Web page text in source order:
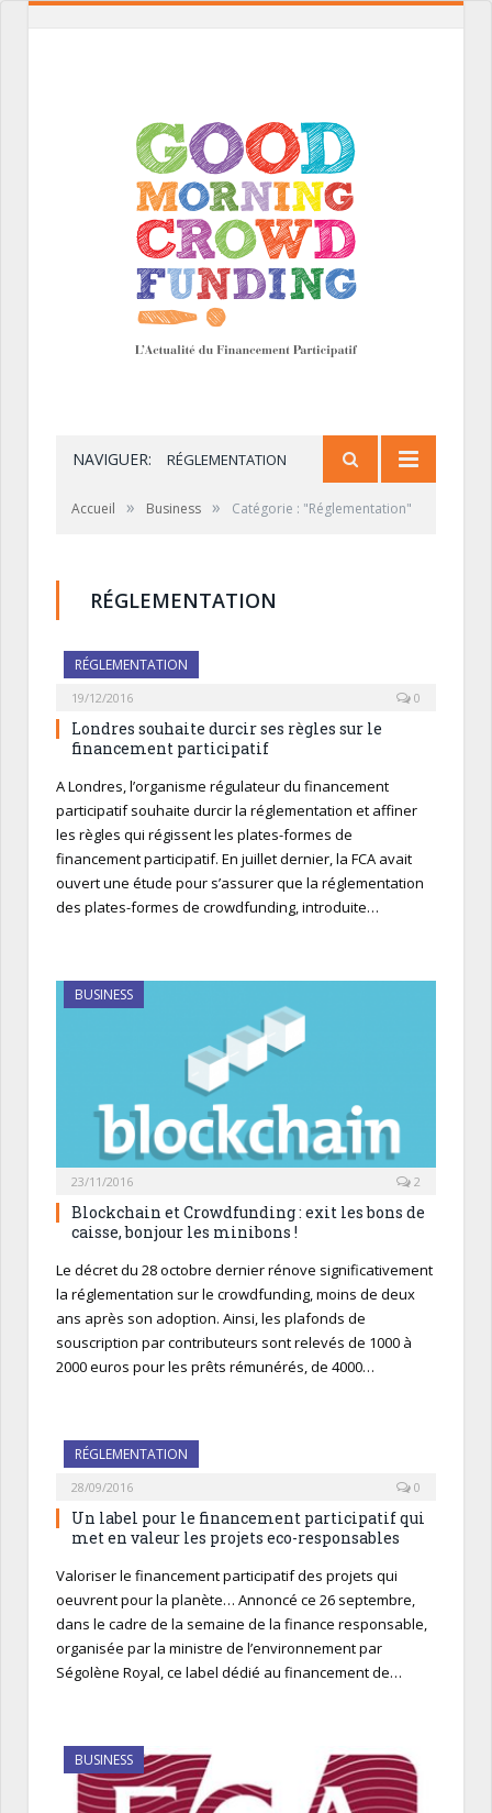
NAVIGUER: RÉGLEMENTATION
Accueil » Business » Catégorie : "Réglementation"
RÉGLEMENTATION
RÉGLEMENTATION
19/12/2016 0
Londres souhaite durcir ses règles sur le
financement participatif
A Londres, l’organisme régulateur du financement
participatif souhaite durcir la réglementation et affiner
les règles qui régissent les plates-formes de
financement participatif. En juillet dernier, la FCA avait
ouvert une étude pour s’assurer que la réglementation
des plates-formes de crowdfunding, introduite…
BUSINESS
23/11/2016 2
Blockchain et Crowdfunding : exit les bons de
caisse, bonjour les minibons !
Le décret du 28 octobre dernier rénove significativement
la réglementation sur le crowdfunding, moins de deux
ans après son adoption. Ainsi, les plafonds de
souscription par contributeurs sont relevés de 1000 à
2000 euros pour les prêts rémunérés, de 4000…
RÉGLEMENTATION
28/09/2016 0
Un label pour le financement participatif qui
met en valeur les projets eco-responsables
Valoriser le financement participatif des projets qui
oeuvrent pour la planète… Annoncé ce 26 septembre,
dans le cadre de la semaine de la finance responsable,
organisée par la ministre de l’environnement par
Ségolène Royal, ce label dédié au financement de…
BUSINESS